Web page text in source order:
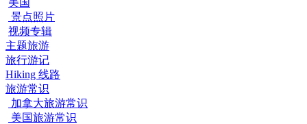
美国
景点照片
视频专辑
主题旅游
旅行游记
Hiking 线路
旅游常识
加拿大旅游常识
美国旅游常识